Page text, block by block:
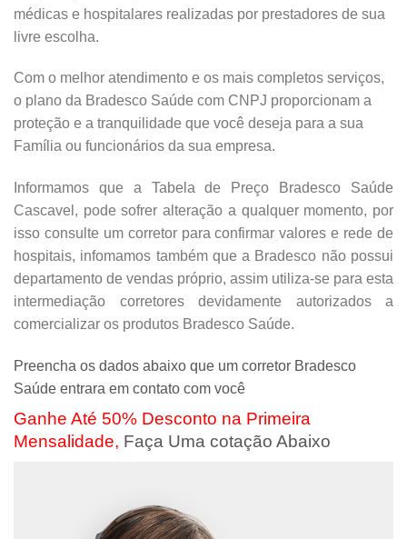
médicas e hospitalares realizadas por prestadores de sua
livre escolha.
Com o melhor atendimento e os mais completos serviços,
o plano da Bradesco Saúde com CNPJ proporcionam a
proteção e a tranquilidade que você deseja para a sua
Família ou funcionários da sua empresa.
Informamos que a Tabela de Preço Bradesco Saúde
Cascavel, pode sofrer alteração a qualquer momento, por
isso consulte um corretor para confirmar valores e rede de
hospitais, infomamos também que a Bradesco não possui
departamento de vendas próprio, assim utiliza-se para esta
intermediação corretores devidamente autorizados a
comercializar os produtos Bradesco Saúde.
Preencha os dados abaixo que um corretor Bradesco
Saúde entrara em contato com você
Ganhe Até 50% Desconto na Primeira
Mensalidade, Faça Uma cotação Abaixo